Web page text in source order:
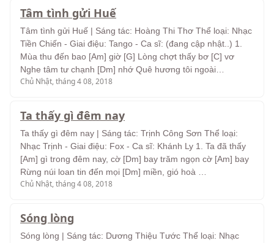
Tâm tình gửi Huế
Tâm tình gửi Huế | Sáng tác: Hoàng Thi Thơ Thể loại: Nhạc
Tiền Chiến - Giai điệu: Tango - Ca sĩ: (đang cập nhật..) 1.
Mùa thu đến bao [Am] giờ [G] Lòng chợt thấy bơ [C] vơ
Nghe tâm tư chạnh [Dm] nhớ Quê hương tôi ngoài…
Chủ Nhật, tháng 4 08, 2018
Ta thấy gì đêm nay
Ta thấy gì đêm nay | Sáng tác: Trịnh Công Sơn Thể loại:
Nhạc Trịnh - Giai điệu: Fox - Ca sĩ: Khánh Ly 1. Ta đã thấy
[Am] gì trong đêm nay, cờ [Dm] bay trăm ngọn cờ [Am] bay
Rừng núi loan tin đến mọi [Dm] miền, gió hoà …
Chủ Nhật, tháng 4 08, 2018
Sóng lòng
Sóng lòng | Sáng tác: Dương Thiệu Tước Thể loại: Nhạc